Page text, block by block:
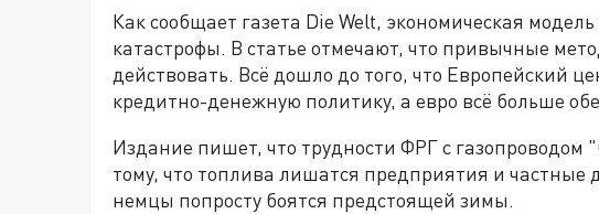
Как сообщает газета Die Welt, экономическая
катастрофы. В статье отмечают, что привычные
действовать. Всё дошло до того, что Европейский
кредитно-денежную политику, а евро всё больше
Издание пишет, что трудности ФРГ с газопроводом
тому, что топлива лишатся предприятия и частные
немцы попросту боятся предстоящей зимы.